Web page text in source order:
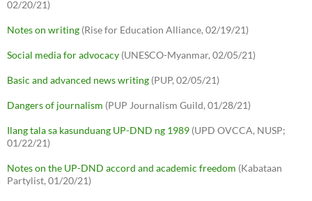
02/20/21)
Notes on writing (Rise for Education Alliance, 02/19/21)
Social media for advocacy (UNESCO-Myanmar, 02/05/21)
Basic and advanced news writing (PUP, 02/05/21)
Dangers of journalism (PUP Journalism Guild, 01/28/21)
Ilang tala sa kasunduang UP-DND ng 1989 (UPD OVCCA, NUSP;
01/22/21)
Notes on the UP-DND accord and academic freedom (Kabataan
Partylist, 01/20/21)